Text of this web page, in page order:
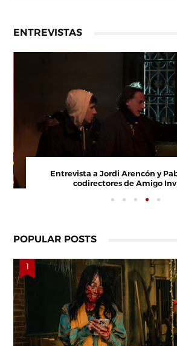
ENTREVISTAS
a Paco Arasanz, director y guionista de
Nos Veremos Esta Noche, Mi Amor
POPULAR POSTS